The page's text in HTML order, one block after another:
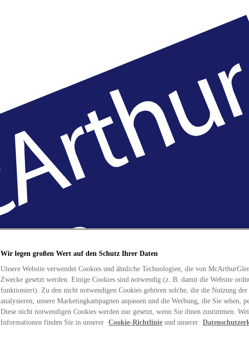
Wir legen großen Wert auf den Schutz Ihrer Daten
Unsere Website verwendet Cookies und ähnliche Technologien, die von
Zwecke gesetzt werden. Einige Cookies sind notwendig (z. B. damit die Website
funktioniert). Zu den nicht notwendigen Cookies gehören solche, die die Nutzung der
analysieren, unsere Marketingkampagnen anpassen und die Werbung, die Sie sehen,
Diese nicht notwendigen Cookies werden nur gesetzt, wenn Sie ihnen zustimmen.
Informationen finden Sie in unserer Cookie-Richtlinie und unserer